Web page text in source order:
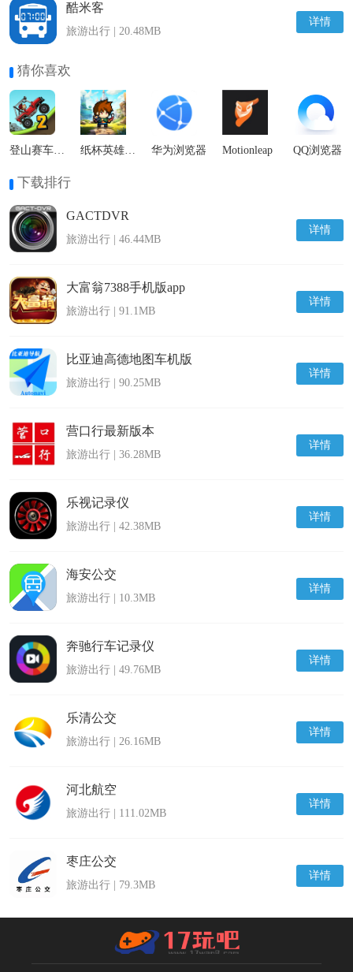
详情
酷米客
旅游出行 | 20.48MB
猜你喜欢
登山赛车2国际服 纸杯英雄最新版 华为浏览器 Motionleap QQ浏览器
下载排行
详情
GACTDVR
旅游出行 | 46.44MB
详情
大富翁7388手机版app
旅游出行 | 91.1MB
详情
比亚迪高德地图车机版
旅游出行 | 90.25MB
详情
营口行最新版本
旅游出行 | 36.28MB
详情
乐视记录仪
旅游出行 | 42.38MB
详情
海安公交
旅游出行 | 10.3MB
详情
奔驰行车记录仪
旅游出行 | 49.76MB
详情
乐清公交
旅游出行 | 26.16MB
详情
河北航空
旅游出行 | 111.02MB
详情
枣庄公交
旅游出行 | 79.3MB